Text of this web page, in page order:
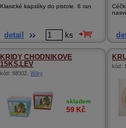
Klasické kapslíky do pistole. 8 ran
detail ks
KRIDY CHODNIKOVE
15KS,LEV
kód: 68502, Wiky
skladem
59 Kč
kód: